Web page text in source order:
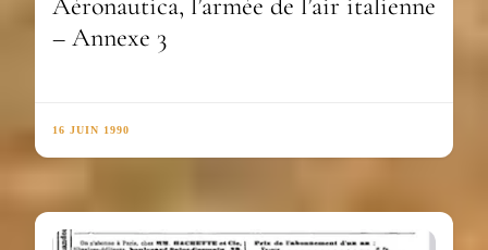
Aéronautica, l’armée de l’air italienne
– Annexe 3
16 JUIN 1990